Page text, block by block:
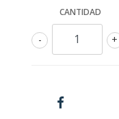
CANTIDAD
+
-